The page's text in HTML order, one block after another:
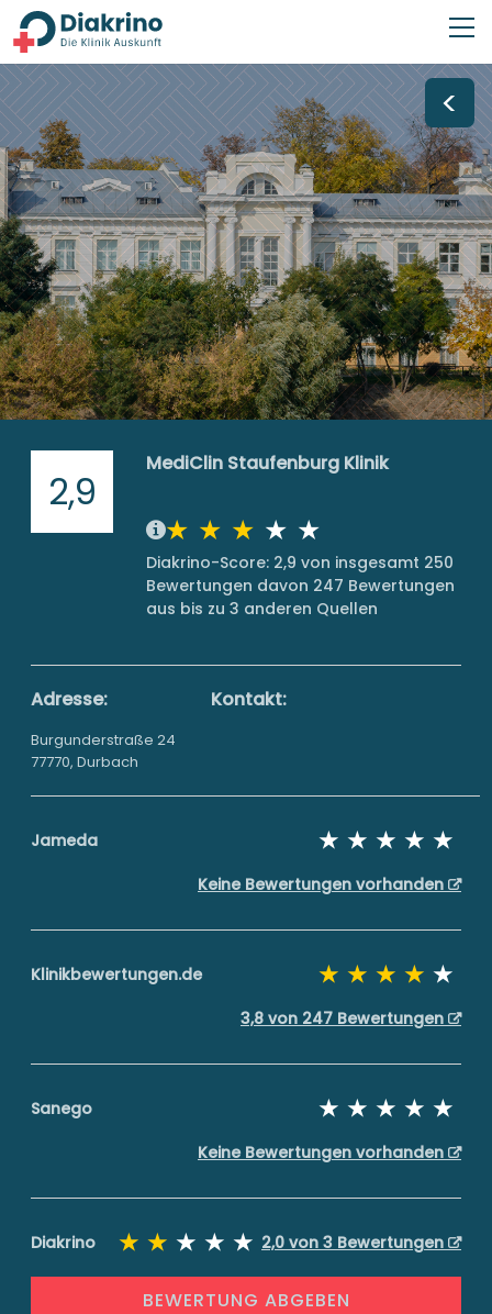
<
2,9
MediClin Staufenburg Klinik
Diakrino-Score: 2,9 von insgesamt 250
Bewertungen davon 247 Bewertungen
aus bis zu 3 anderen Quellen
Adresse:
Burgunderstraße 24
77770, Durbach
Kontakt:
Jameda
Keine Bewertungen vorhanden
Klinikbewertungen.de
3,8 von 247 Bewertungen
Sanego
Keine Bewertungen vorhanden
Diakrino 2,0 von 3 Bewertungen
BEWERTUNG ABGEBEN